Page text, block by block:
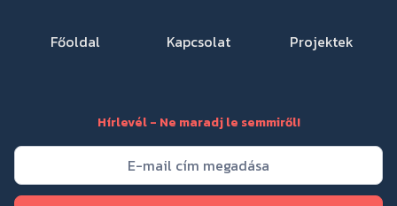
Főoldal Kapcsolat Projektek
Hírlevél - Ne maradj le semmiről!